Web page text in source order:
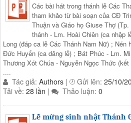
Các bài hát trong thánh lễ Các
tham khảo từ bài soạn của CĐ
Thuận và Giáo họ Giuse Thợ
thánh - Lm. Hoài Chiên (ca nhập
Long (đáp ca lễ Các Thánh Nam Nữ) ; Nén
Đức Huyến (ca dâng lễ) ; Bát Phúc - Lm.
Thương Xót Chúa - Nguyễn Ngọc Thức
....
Tác giả: Authors | Gửi lên: 25/10/
Tải về: 28 lần | Thảo luận: 0
Lễ mừng sinh nhật Thánh